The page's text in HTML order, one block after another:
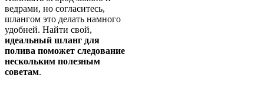
ведрами, но согласитесь,
шлангом это делать намного
удобней. Найти свой,
идеальный шланг для
полива поможет следование
нескольким полезным
советам.